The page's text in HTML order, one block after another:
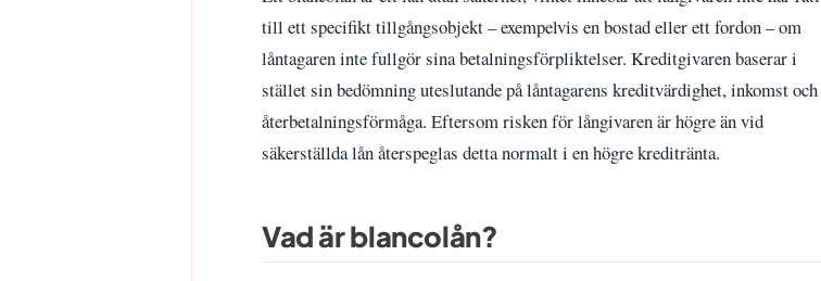
till ett specifikt tillgångsobjekt – exempelvis en bostad eller ett fordon – om
låntagaren inte fullgör sina betalningsförpliktelser. Kreditgivaren baserar i
stället sin bedömning uteslutande på låntagarens kreditvärdighet, inkomst och
återbetalningsförmåga. Eftersom risken för långivaren är högre än vid
säkerställda lån återspeglas detta normalt i en högre kreditränta.
Vad är blancolån?